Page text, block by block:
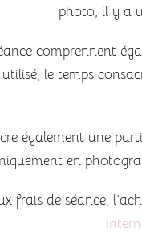
photo, il y a
comprennent
le temps
également une
en
frais de séance,